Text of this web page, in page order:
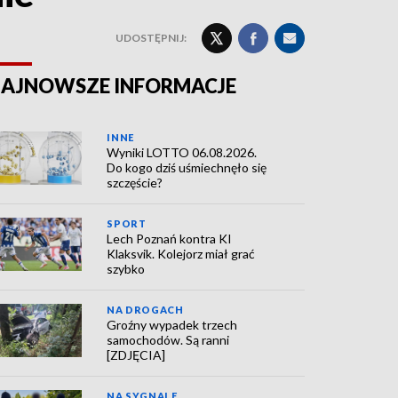
UDOSTĘPNIJ:
INFORMACJE
INNE
Wyniki LOTTO 06.08.2026.
Do kogo dziś uśmiechnęło się
szczęście?
SPORT
Lech Poznań kontra KI
Klaksvik. Kolejorz miał grać
szybko
NA DROGACH
Groźny wypadek trzech
samochodów. Są ranni
[ZDJĘCIA]